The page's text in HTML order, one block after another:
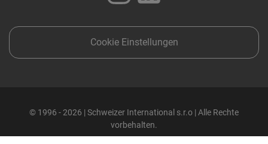
Cookie Einstellungen
© 1996 - 2026 | Schweizer International s.r.o | Alle Rechte
vorbehalten.